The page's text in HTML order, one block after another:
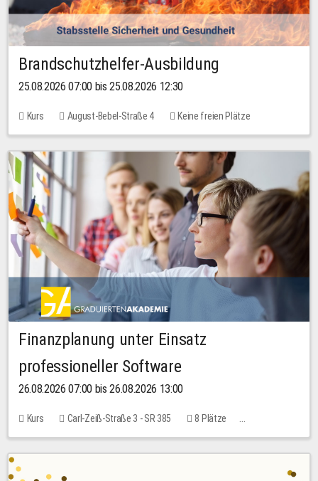
Brandschutzhelfer-Ausbildung
25.08.2026 07:00 bis 25.08.2026 12:30
Kurs August-Bebel-Straße 4 Keine freien Plätze
Finanzplanung unter Einsatz
professioneller Software
26.08.2026 07:00 bis 26.08.2026 13:00
Kurs Carl-Zeiß-Straße 3 - SR 385
8 Plätze
20,00 EUR